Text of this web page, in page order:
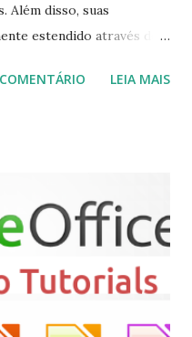
Além disso, suas
estendido através de
final do Kodi 19.5
comando a seguir para
complementos,
--install-suggests
sudo apt-get remove
LEIA MAIS